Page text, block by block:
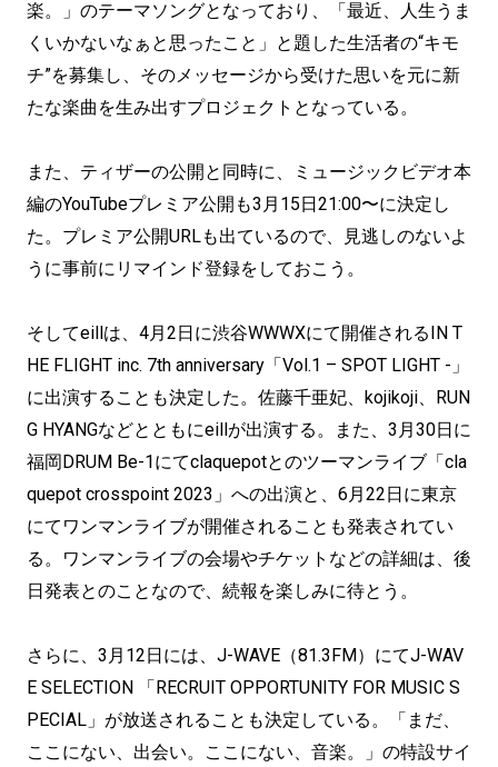
楽。」のテーマソングとなっており、「最近、人生うま
くいかないなぁと思ったこと」と題した生活者の“キモ
チ”を募集し、そのメッセージから受けた思いを元に新
たな楽曲を生み出すプロジェクトとなっている。
また、ティザーの公開と同時に、ミュージックビデオ本
編のYouTubeプレミア公開も3月15日21:00〜に決定し
た。プレミア公開URLも出ているので、見逃しのないよ
うに事前にリマインド登録をしておこう。
そしてeillは、4月2日に渋谷WWWXにて開催されるIN T
HE FLIGHT inc. 7th anniversary「Vol.1 – SPOT LIGHT -」
に出演することも決定した。佐藤千亜妃、kojikoji、RUN
G HYANGなどとともにeillが出演する。また、3月30日に
福岡DRUM Be-1にてclaquepotとのツーマンライブ「cla
quepot crosspoint 2023」への出演と、6月22日に東京
にてワンマンライブが開催されることも発表されてい
る。ワンマンライブの会場やチケットなどの詳細は、後
日発表とのことなので、続報を楽しみに待とう。
さらに、3月12日には、J-WAVE（81.3FM）にてJ-WAV
E SELECTION 「RECRUIT OPPORTUNITY FOR MUSIC S
PECIAL」が放送されることも決定している。「まだ、
ここにない、出会い。ここにない、音楽。」の特設サイ